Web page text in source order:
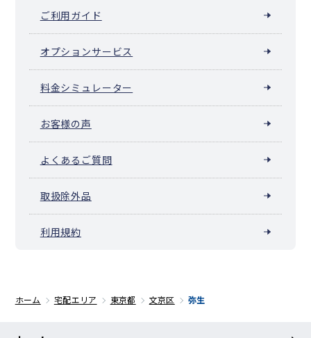
ご利用ガイド
オプションサービス
料金シミュレーター
お客様の声
よくあるご質問
取扱除外品
利用規約
ホーム 宅配エリア 東京都 文京区 弥生